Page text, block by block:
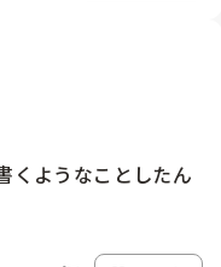
くようなことしたん